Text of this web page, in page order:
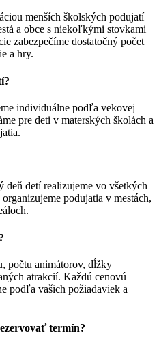
menších školských podujatí
a obce s niekoľkými stovkami
zabezpečíme dostatočný počet
a hry.
individuálne podľa vekovej
pre deti v materských školách a
deň detí realizujeme vo všetkých
podujatia v mestách,
počtu animátorov, dĺžky
atrakcií. Každú cenovú
podľa vašich požiadaviek a
termín?